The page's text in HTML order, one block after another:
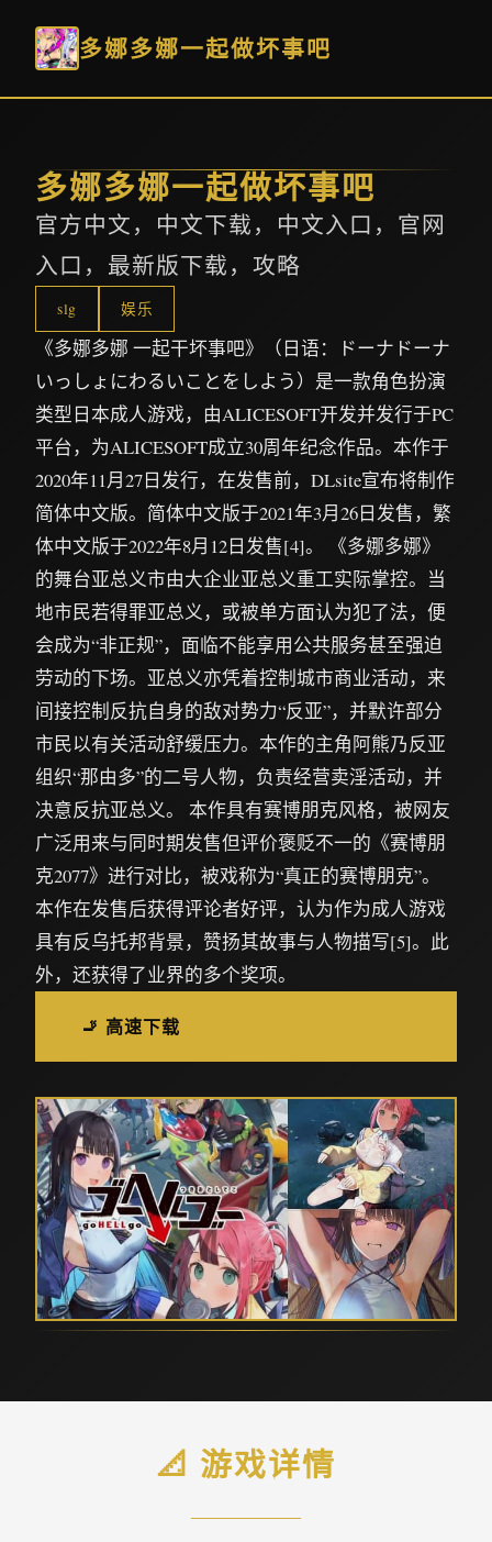
多娜多娜一起做坏事吧
多娜多娜一起做坏事吧
官方中文，中文下载，中文入口，官网
入口，最新版下载，攻略
slg 娱乐
《多娜多娜 一起干坏事吧》（日语：ドーナドーナ
いっしょにわるいことをしよう）是一款角色扮演
类型日本成人游戏，由ALICESOFT开发并发行于PC
平台，为ALICESOFT成立30周年纪念作品。本作于
2020年11月27日发行，在发售前，DLsite宣布将制作
简体中文版。简体中文版于2021年3月26日发售，繁
体中文版于2022年8月12日发售[4]。 《多娜多娜》
的舞台亚总义市由大企业亚总义重工实际掌控。当
地市民若得罪亚总义，或被单方面认为犯了法，便
会成为“非正规”，面临不能享用公共服务甚至强迫
劳动的下场。亚总义亦凭着控制城市商业活动，来
间接控制反抗自身的敌对势力“反亚”，并默许部分
市民以有关活动舒缓压力。本作的主角阿熊乃反亚
组织“那由多”的二号人物，负责经营卖淫活动，并
决意反抗亚总义。 本作具有赛博朋克风格，被网友
广泛用来与同时期发售但评价褒贬不一的《赛博朋
克2077》进行对比，被戏称为“真正的赛博朋克”。
本作在发售后获得评论者好评，认为作为成人游戏
具有反乌托邦背景，赞扬其故事与人物描写[5]。此
外，还获得了业界的多个奖项。
🚬 高速下载
📐 游戏详情